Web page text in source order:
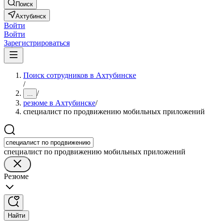
Поиск
Ахтубинск
Войти
Войти
Зарегистрироваться
Поиск сотрудников в Ахтубинске
/
... /
резюме в Ахтубинске/
специалист по продвижению мобильных приложений
специалист по продвижению мобильных приложений
Резюме
Найти